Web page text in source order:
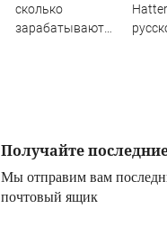
сколько
зарабатывают
Получайте
Мы отправим вам
почтовый ящик